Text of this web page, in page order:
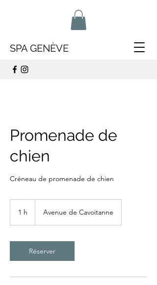
SPA GENÈVE
Promenade de
chien
Créneau de promenade de chien
1 h Avenue de Cavoitanne
Réserver